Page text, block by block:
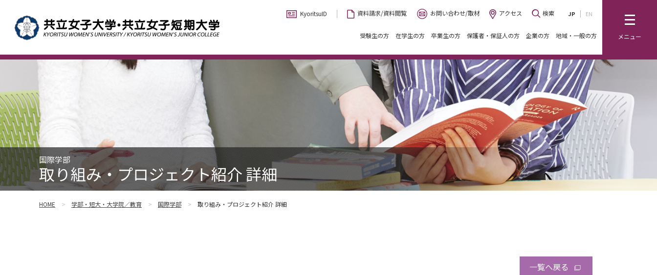
メニュー
検索 JP EN
KyoritsuID 資料請求/資料閲覧 お問い合わせ/取材 アクセス
受験生の方 在学生の方 卒業生の方 保護者・保証人の方 企業の方 地域・一般の方
国際学部
取り組み・プロジェクト紹介 詳細
HOME 学部・短大・大学院／教育 国際学部 取り組み・プロジェクト紹介 詳細
一覧へ戻る